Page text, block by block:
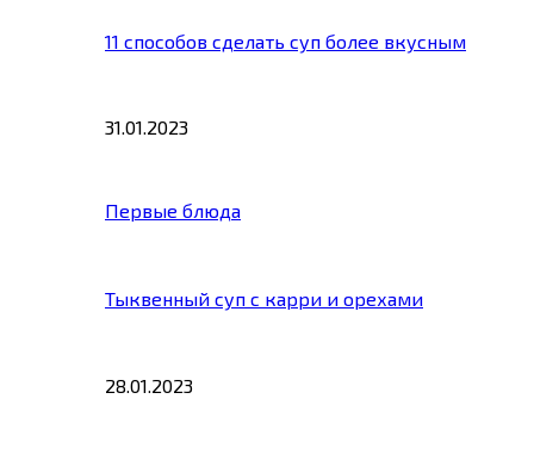
11 способов сделать суп более вкусным
31.01.2023
Первые блюда
Тыквенный суп с карри и орехами
28.01.2023